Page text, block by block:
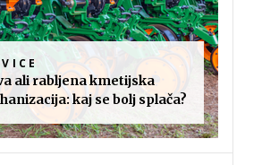
ali rabljena kmetijska
kaj se bolj splača?